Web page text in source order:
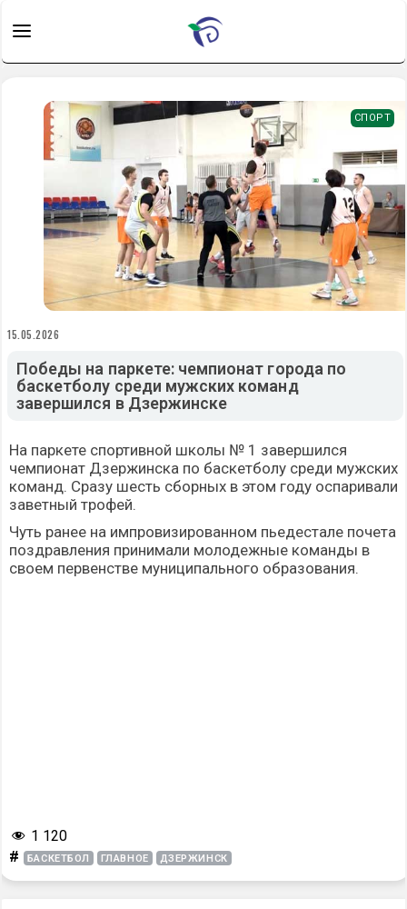
СПОРТ
15.05.2026
Победы на паркете: чемпионат города по
баскетболу среди мужских команд
завершился в Дзержинске
На паркете спортивной школы № 1 завершился
чемпионат Дзержинска по баскетболу среди мужских
команд. Сразу шесть сборных в этом году оспаривали
заветный трофей.
Чуть ранее на импровизированном пьедестале почета
поздравления принимали молодежные команды в
своем первенстве муниципального образования.
1 120
# БАСКЕТБОЛ ГЛАВНОЕ ДЗЕРЖИНСК